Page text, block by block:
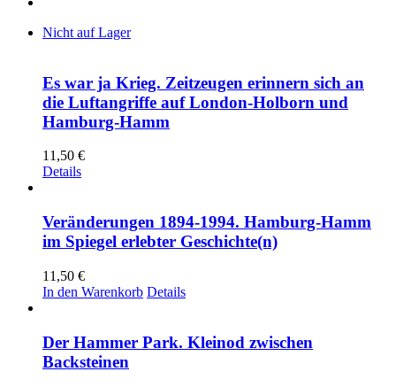
Nicht auf Lager
Es war ja Krieg. Zeitzeugen erinnern sich an
die Luftangriffe auf London-Holborn und
Hamburg-Hamm
11,50 €
Details
Veränderungen 1894-1994. Hamburg-Hamm
im Spiegel erlebter Geschichte(n)
11,50 €
In den Warenkorb Details
Der Hammer Park. Kleinod zwischen
Backsteinen